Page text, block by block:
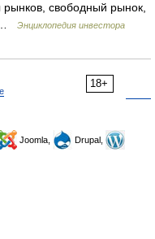
свободный рынок,
…
Энциклопедия инвестора
18+
Joomla,
Drupal,